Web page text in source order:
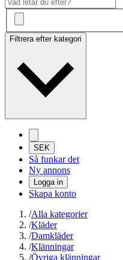
Filtrera efter kategori
SEK
Så funkar det
Ny annons
Logga in
Skapa konto
/Alla kategorier
/Kläder
/Damkläder
/Klänningar
/Övriga klänningar